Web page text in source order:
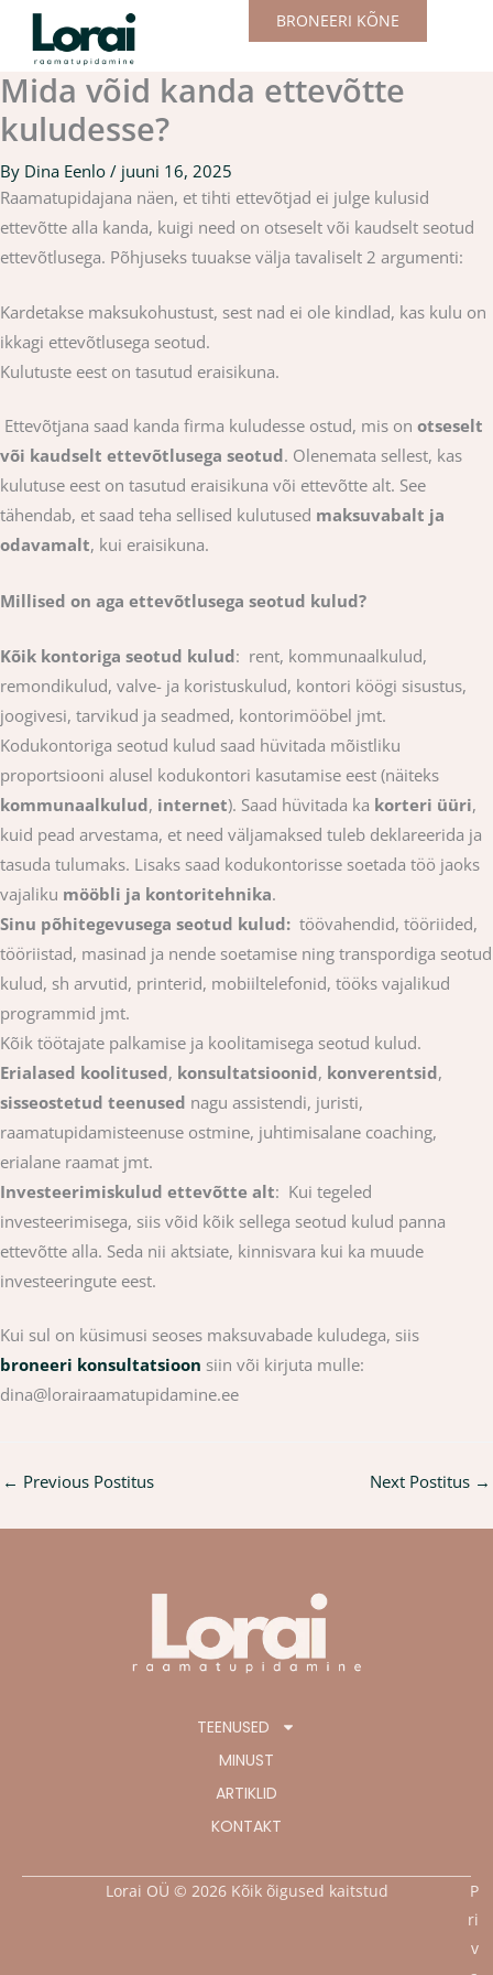
content
BRONEERI KÕNE
Mida võid kanda ettevõtte
kuludesse?
By Dina Eenlo / juuni 16, 2025
Raamatupidajana näen, et tihti ettevõtjad ei julge kulusid
ettevõtte alla kanda, kuigi need on otseselt või kaudselt seotud
ettevõtlusega. Põhjuseks tuuakse välja tavaliselt 2 argumenti:
Kardetakse maksukohustust, sest nad ei ole kindlad, kas kulu on
ikkagi ettevõtlusega seotud.
Kulutuste eest on tasutud eraisikuna.
Ettevõtjana saad kanda firma kuludesse ostud, mis on otseselt
või kaudselt ettevõtlusega seotud. Olenemata sellest, kas
kulutuse eest on tasutud eraisikuna või ettevõtte alt. See
tähendab, et saad teha sellised kulutused maksuvabalt ja
odavamalt, kui eraisikuna.
Millised on aga ettevõtlusega seotud kulud?
Kõik kontoriga seotud kulud: rent, kommunaalkulud,
remondikulud, valve- ja koristuskulud, kontori köögi sisustus,
joogivesi, tarvikud ja seadmed, kontorimööbel jmt.
Kodukontoriga seotud kulud saad hüvitada mõistliku
proportsiooni alusel kodukontori kasutamise eest (näiteks
kommunaalkulud, internet). Saad hüvitada ka korteri üüri,
kuid pead arvestama, et need väljamaksed tuleb deklareerida ja
tasuda tulumaks. Lisaks saad kodukontorisse soetada töö jaoks
vajaliku mööbli ja kontoritehnika.
Sinu põhitegevusega seotud kulud: töövahendid, tööriided,
tööriistad, masinad ja nende soetamise ning transpordiga seotud
kulud, sh arvutid, printerid, mobiiltelefonid, tööks vajalikud
programmid jmt.
Kõik töötajate palkamise ja koolitamisega seotud kulud.
Erialased koolitused, konsultatsioonid, konverentsid,
sisseostetud teenused nagu assistendi, juristi,
raamatupidamisteenuse ostmine, juhtimisalane coaching,
erialane raamat jmt.
Investeerimiskulud ettevõtte alt: Kui tegeled
investeerimisega, siis võid kõik sellega seotud kulud panna
ettevõtte alla. Seda nii aktsiate, kinnisvara kui ka muude
investeeringute eest.
Kui sul on küsimusi seoses maksuvabade kuludega, siis
broneeri konsultatsioon siin või kirjuta mulle:
dina@lorairaamatupidamine.ee
← Previous Postitus Next Postitus →
TEENUSED
MINUST
ARTIKLID
KONTAKT
P
ri
v
Lorai OÜ © 2026 Kõik õigused kaitstud